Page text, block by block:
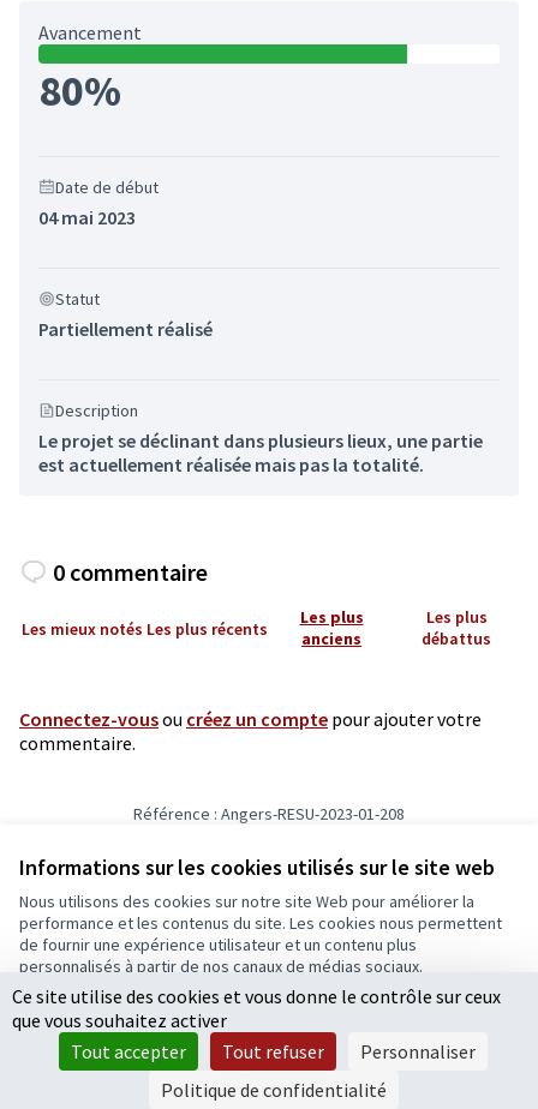
Informations sur les cookies utilisés sur le site web
Nous utilisons des cookies sur notre site Web pour améliorer la
performance et les contenus du site. Les cookies nous permettent
de fournir une expérience utilisateur et un contenu plus
personnalisés à partir de nos canaux de médias sociaux.
Tout accepter
Accepter seulement les cookies essentiels
Paramètres
Avancement
80%
Date de début
04 mai 2023
Statut
Partiellement réalisé
Description
Le projet se déclinant dans plusieurs lieux, une partie
est actuellement réalisée mais pas la totalité.
0 commentaire
Les mieux notés Les plus récents
Les plus
anciens
Les plus
débattus
Connectez-vousou créez un compte pour ajouter votre
commentaire.
Référence : Angers-RESU-2023-01-208
Conditions d'utilisation
Paramètres des cookies
Ecrivons Angers sur X
(Lien externe)
Ecrivons Angers sur Facebook
(Lien externe)
logiciel libre Decidim
(Lien externe)
.
Licence
(Lien
Ce site utilise des cookies et vous donne le contrôle sur ceux
que vous souhaitez activer
Tout accepter
Tout refuser
Personnaliser
Politique de confidentialité